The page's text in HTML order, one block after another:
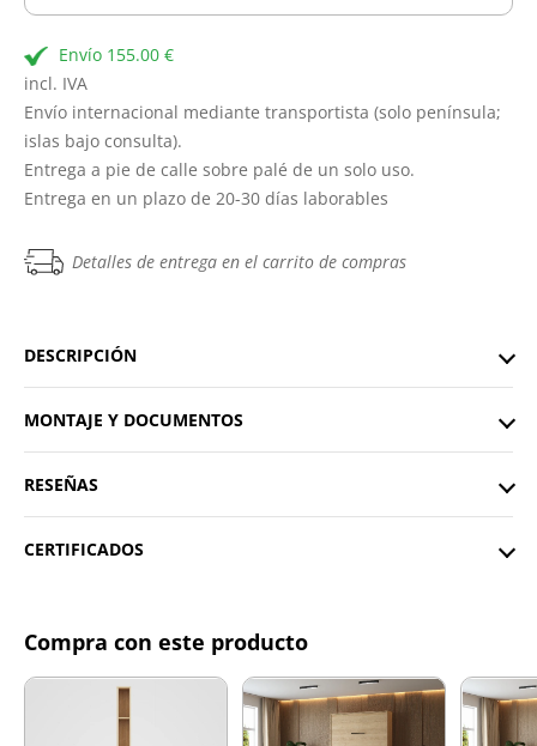
Envío 155.00 €
incl. IVA
Envío internacional mediante transportista (solo península;
islas bajo consulta).
Entrega a pie de calle sobre palé de un solo uso.
Entrega en un plazo de 20-30 días laborables
Detalles de entrega en el carrito de compras
DESCRIPCIÓN
MONTAJE Y DOCUMENTOS
RESEÑAS
CERTIFICADOS
Compra con este producto